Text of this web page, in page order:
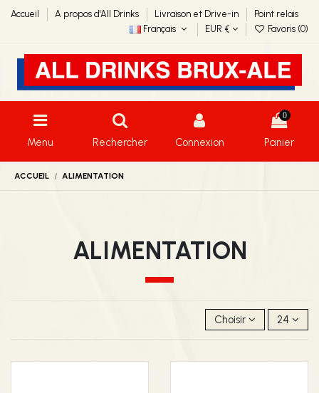
Accueil A propos d'All Drinks Livraison et Drive-in
Point relais
Français
EUR € Favoris (0)
Menu Rechercher Connexion
0
Panier
ACCUEIL ALIMENTATION
ALIMENTATION
Choisir 24